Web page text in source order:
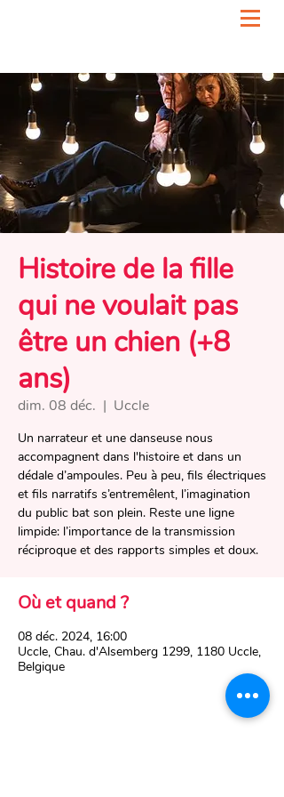
Histoire de la fille
qui ne voulait pas
être un chien (+8
ans)
dim. 08 déc.
  |
Uccle
Un narrateur et une danseuse nous
accompagnent dans l'histoire et dans un
dédale d’ampoules. Peu à peu, fils électriques
et fils narratifs s’entremêlent, l’imagination
du public bat son plein. Reste une ligne
limpide: l’importance de la transmission
réciproque et des rapports simples et doux.
Où et quand ?
08 déc. 2024, 16:00
Uccle, Chau. d'Alsemberg 1299, 1180 Uccle,
Belgique